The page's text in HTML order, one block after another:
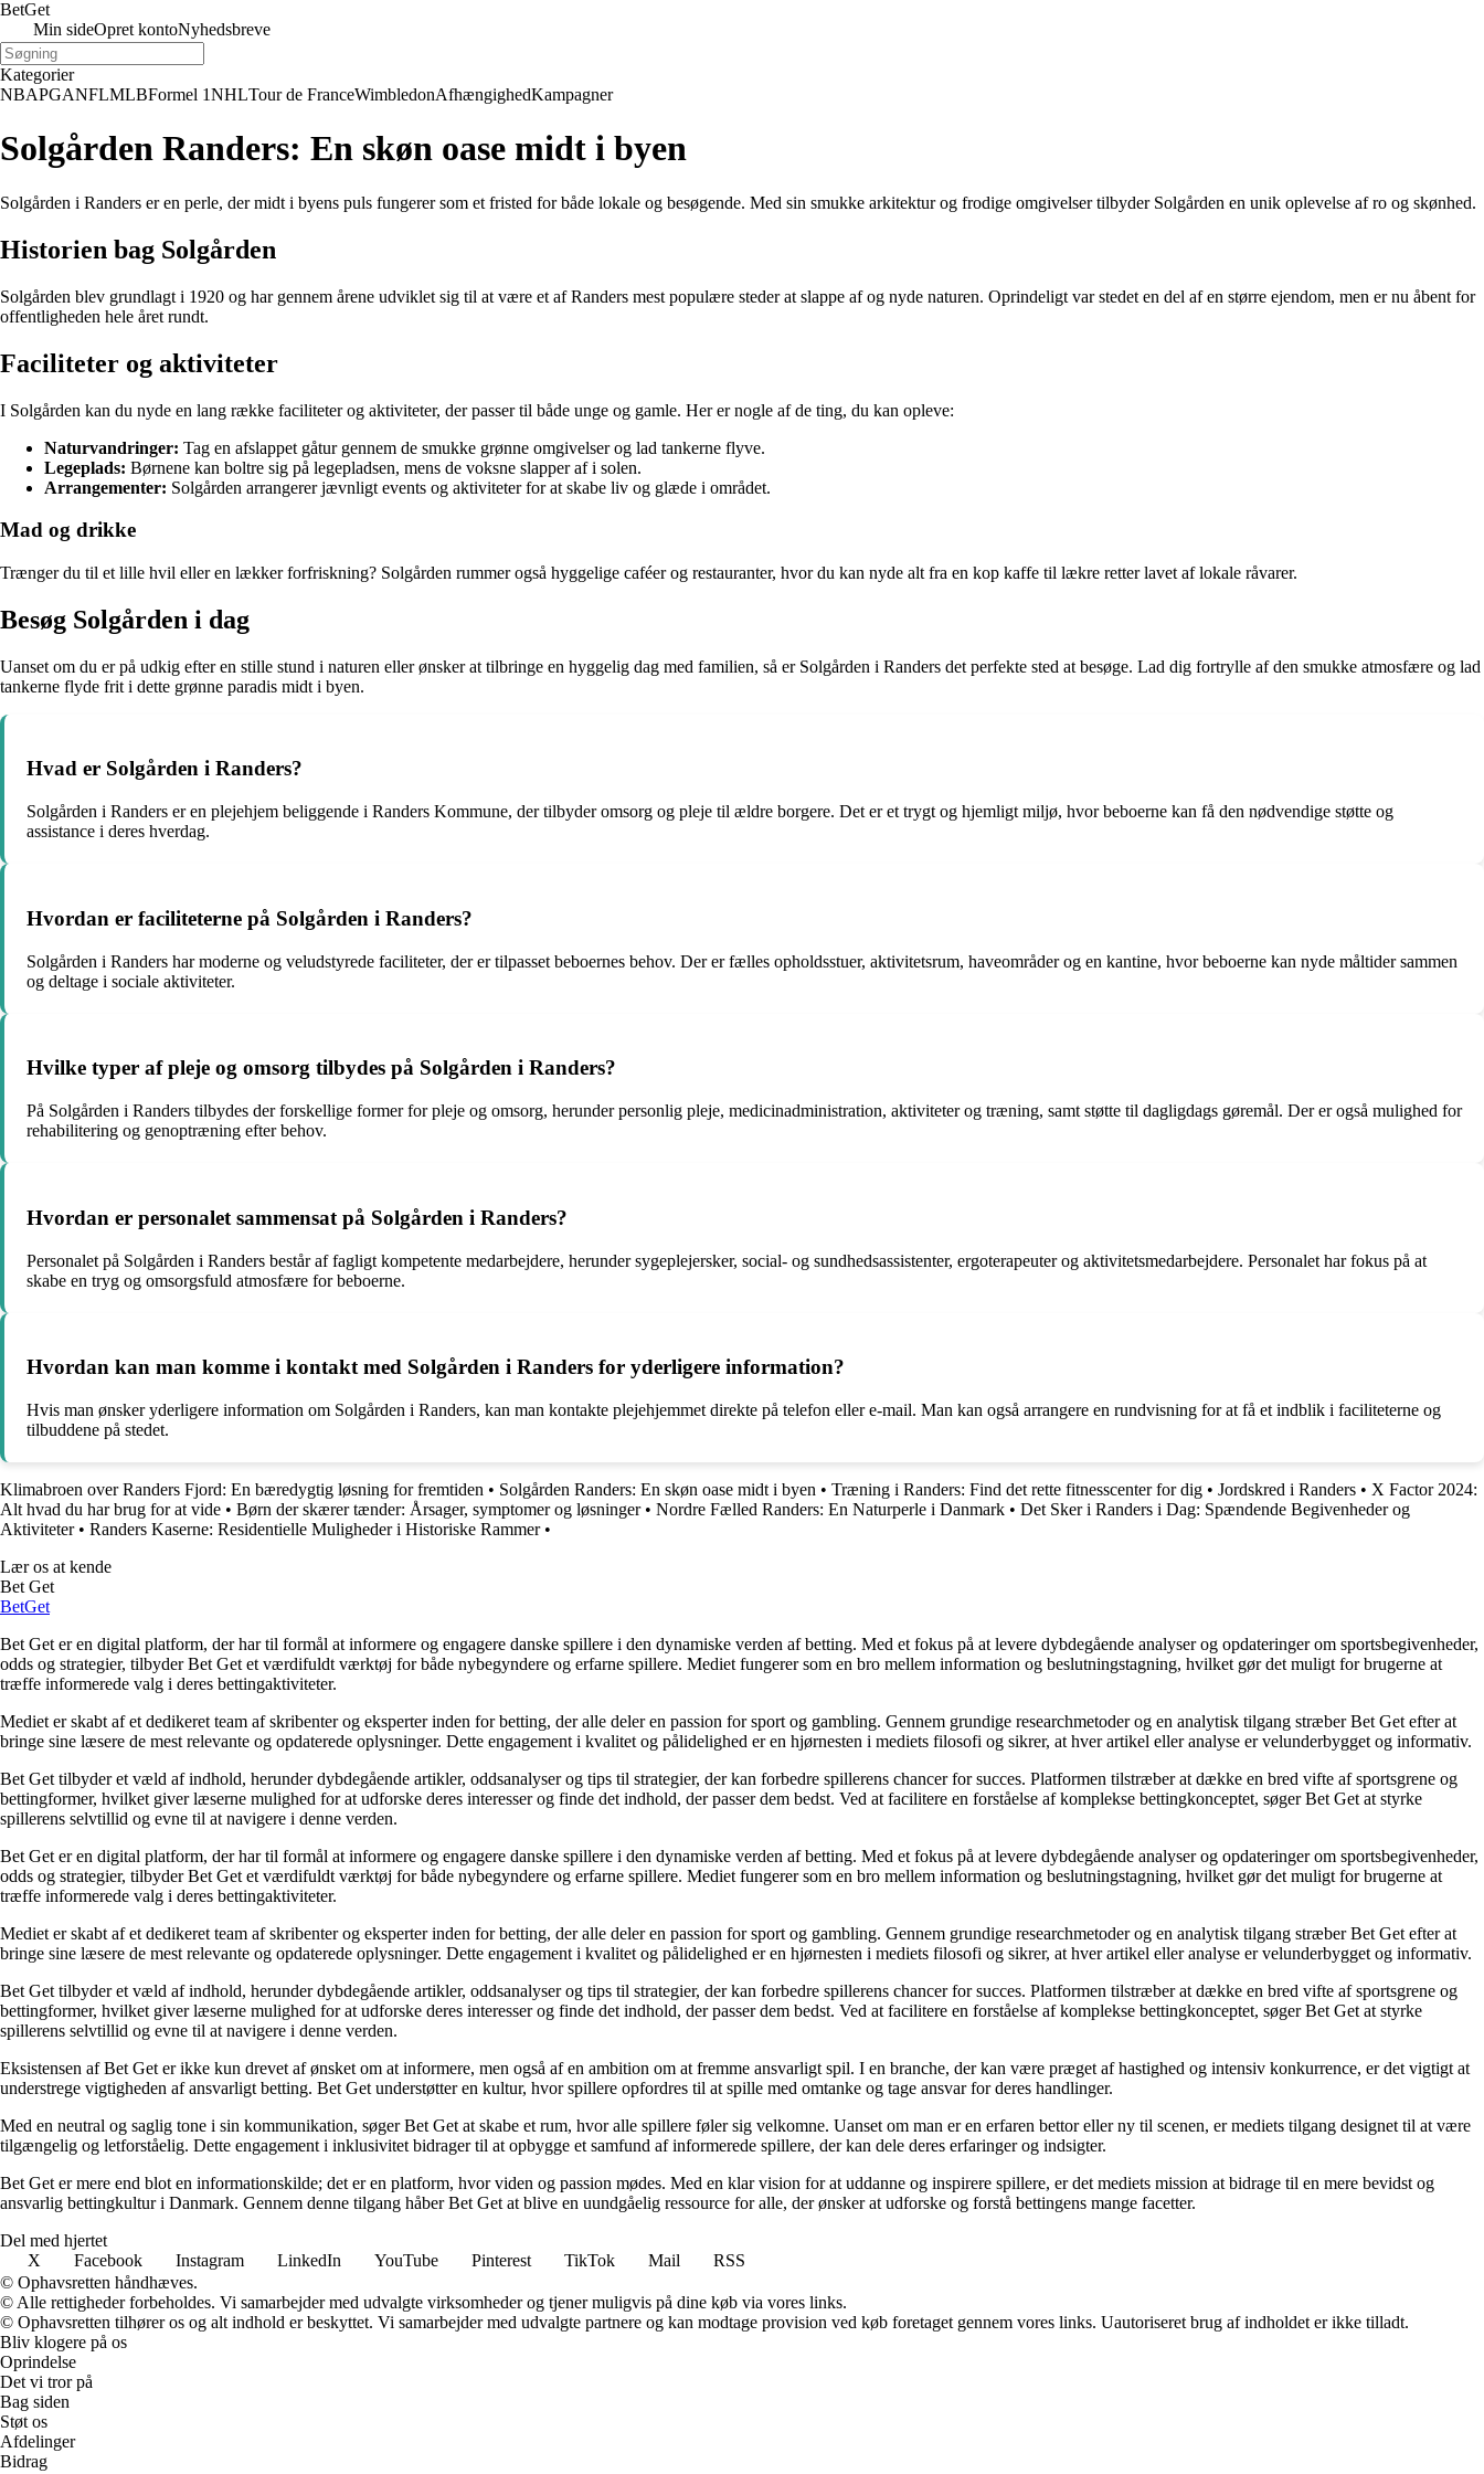
BetGet
Min sideOpret kontoNyhedsbreve
Kategorier
NBAPGANFLMLBFormel 1NHLTour de FranceWimbledonAfhængighedKampagner
Solgården Randers: En skøn oase midt i byen
Solgården i Randers er en perle, der midt i byens puls fungerer som et fristed for både lokale og besøgende. Med sin smukke arkitektur og frodige omgivelser tilbyder Solgården en unik oplevelse af ro og skønhed.
Historien bag Solgården
Solgården blev grundlagt i 1920 og har gennem årene udviklet sig til at være et af Randers mest populære steder at slappe af og nyde naturen. Oprindeligt var stedet en del af en større ejendom, men er nu åbent for
offentligheden hele året rundt.
Faciliteter og aktiviteter
I Solgården kan du nyde en lang række faciliteter og aktiviteter, der passer til både unge og gamle. Her er nogle af de ting, du kan opleve:
Naturvandringer: Tag en afslappet gåtur gennem de smukke grønne omgivelser og lad tankerne flyve.
Legeplads: Børnene kan boltre sig på legepladsen, mens de voksne slapper af i solen.
Arrangementer: Solgården arrangerer jævnligt events og aktiviteter for at skabe liv og glæde i området.
Mad og drikke
Trænger du til et lille hvil eller en lækker forfriskning? Solgården rummer også hyggelige caféer og restauranter, hvor du kan nyde alt fra en kop kaffe til lækre retter lavet af lokale råvarer.
Besøg Solgården i dag
Uanset om du er på udkig efter en stille stund i naturen eller ønsker at tilbringe en hyggelig dag med familien, så er Solgården i Randers det perfekte sted at besøge. Lad dig fortrylle af den smukke atmosfære og lad
tankerne flyde frit i dette grønne paradis midt i byen.
Hvad er Solgården i Randers?
Solgården i Randers er en plejehjem beliggende i Randers Kommune, der tilbyder omsorg og pleje til ældre borgere. Det er et trygt og hjemligt miljø, hvor beboerne kan få den nødvendige støtte og
assistance i deres hverdag.
Hvordan er faciliteterne på Solgården i Randers?
Solgården i Randers har moderne og veludstyrede faciliteter, der er tilpasset beboernes behov. Der er fælles opholdsstuer, aktivitetsrum, haveområder og en kantine, hvor beboerne kan nyde måltider sammen
og deltage i sociale aktiviteter.
Hvilke typer af pleje og omsorg tilbydes på Solgården i Randers?
På Solgården i Randers tilbydes der forskellige former for pleje og omsorg, herunder personlig pleje, medicinadministration, aktiviteter og træning, samt støtte til dagligdags gøremål. Der er også mulighed for
rehabilitering og genoptræning efter behov.
Hvordan er personalet sammensat på Solgården i Randers?
Personalet på Solgården i Randers består af fagligt kompetente medarbejdere, herunder sygeplejersker, social- og sundhedsassistenter, ergoterapeuter og aktivitetsmedarbejdere. Personalet har fokus på at
skabe en tryg og omsorgsfuld atmosfære for beboerne.
Hvordan kan man komme i kontakt med Solgården i Randers for yderligere information?
Hvis man ønsker yderligere information om Solgården i Randers, kan man kontakte plejehjemmet direkte på telefon eller e-mail. Man kan også arrangere en rundvisning for at få et indblik i faciliteterne og
tilbuddene på stedet.
Klimabroen over Randers Fjord: En bæredygtig løsning for fremtiden • Solgården Randers: En skøn oase midt i byen • Træning i Randers: Find det rette fitnesscenter for dig • Jordskred i Randers • X Factor 2024:
Alt hvad du har brug for at vide • Børn der skærer tænder: Årsager, symptomer og løsninger• Nordre Fælled Randers: En Naturperle i Danmark • Det Sker i Randers i Dag: Spændende Begivenheder og
Aktiviteter• Randers Kaserne: Residentielle Muligheder i Historiske Rammer•
Lær os at kende
Bet Get
BetGet
Bet Get er en digital platform, der har til formål at informere og engagere danske spillere i den dynamiske verden af betting. Med et fokus på at levere dybdegående analyser og opdateringer om sportsbegivenheder,
odds og strategier, tilbyder Bet Get et værdifuldt værktøj for både nybegyndere og erfarne spillere. Mediet fungerer som en bro mellem information og beslutningstagning, hvilket gør det muligt for brugerne at
træffe informerede valg i deres bettingaktiviteter.
Mediet er skabt af et dedikeret team af skribenter og eksperter inden for betting, der alle deler en passion for sport og gambling. Gennem grundige researchmetoder og en analytisk tilgang stræber Bet Get efter at
bringe sine læsere de mest relevante og opdaterede oplysninger. Dette engagement i kvalitet og pålidelighed er en hjørnesten i mediets filosofi og sikrer, at hver artikel eller analyse er velunderbygget og informativ.
Bet Get tilbyder et væld af indhold, herunder dybdegående artikler, oddsanalyser og tips til strategier, der kan forbedre spillerens chancer for succes. Platformen tilstræber at dække en bred vifte af sportsgrene og
bettingformer, hvilket giver læserne mulighed for at udforske deres interesser og finde det indhold, der passer dem bedst. Ved at facilitere en forståelse af komplekse bettingkonceptet, søger Bet Get at styrke
spillerens selvtillid og evne til at navigere i denne verden.
Bet Get er en digital platform, der har til formål at informere og engagere danske spillere i den dynamiske verden af betting. Med et fokus på at levere dybdegående analyser og opdateringer om sportsbegivenheder,
odds og strategier, tilbyder Bet Get et værdifuldt værktøj for både nybegyndere og erfarne spillere. Mediet fungerer som en bro mellem information og beslutningstagning, hvilket gør det muligt for brugerne at
træffe informerede valg i deres bettingaktiviteter.
Mediet er skabt af et dedikeret team af skribenter og eksperter inden for betting, der alle deler en passion for sport og gambling. Gennem grundige researchmetoder og en analytisk tilgang stræber Bet Get efter at
bringe sine læsere de mest relevante og opdaterede oplysninger. Dette engagement i kvalitet og pålidelighed er en hjørnesten i mediets filosofi og sikrer, at hver artikel eller analyse er velunderbygget og informativ.
Bet Get tilbyder et væld af indhold, herunder dybdegående artikler, oddsanalyser og tips til strategier, der kan forbedre spillerens chancer for succes. Platformen tilstræber at dække en bred vifte af sportsgrene og
bettingformer, hvilket giver læserne mulighed for at udforske deres interesser og finde det indhold, der passer dem bedst. Ved at facilitere en forståelse af komplekse bettingkonceptet, søger Bet Get at styrke
spillerens selvtillid og evne til at navigere i denne verden.
Eksistensen af Bet Get er ikke kun drevet af ønsket om at informere, men også af en ambition om at fremme ansvarligt spil. I en branche, der kan være præget af hastighed og intensiv konkurrence, er det vigtigt at
understrege vigtigheden af ansvarligt betting. Bet Get understøtter en kultur, hvor spillere opfordres til at spille med omtanke og tage ansvar for deres handlinger.
Med en neutral og saglig tone i sin kommunikation, søger Bet Get at skabe et rum, hvor alle spillere føler sig velkomne. Uanset om man er en erfaren bettor eller ny til scenen, er mediets tilgang designet til at være
tilgængelig og letforståelig. Dette engagement i inklusivitet bidrager til at opbygge et samfund af informerede spillere, der kan dele deres erfaringer og indsigter.
Bet Get er mere end blot en informationskilde; det er en platform, hvor viden og passion mødes. Med en klar vision for at uddanne og inspirere spillere, er det mediets mission at bidrage til en mere bevidst og
ansvarlig bettingkultur i Danmark. Gennem denne tilgang håber Bet Get at blive en uundgåelig ressource for alle, der ønsker at udforske og forstå bettingens mange facetter.
Del med hjertet
X
Facebook Instagram LinkedIn YouTube Pinterest TikTok Mail
RSS
© Ophavsretten håndhæves.
© Alle rettigheder forbeholdes. Vi samarbejder med udvalgte virksomheder og tjener muligvis på dine køb via vores links.
© Ophavsretten tilhører os og alt indhold er beskyttet. Vi samarbejder med udvalgte partnere og kan modtage provision ved køb foretaget gennem vores links. Uautoriseret brug af indholdet er ikke tilladt.
Bliv klogere på os
Oprindelse
Det vi tror på
Bag siden
Støt os
Afdelinger
Bidrag